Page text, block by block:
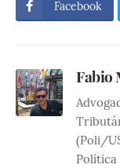
Facebook
Fabio
(Poli/
Política